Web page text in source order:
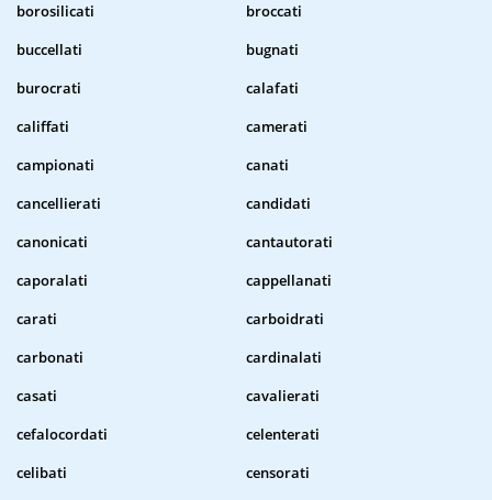
borosilicati
broccati
buccellati
bugnati
burocrati
calafati
califfati
camerati
campionati
canati
cancellierati
candidati
canonicati
cantautorati
caporalati
cappellanati
carati
carboidrati
carbonati
cardinalati
casati
cavalierati
cefalocordati
celenterati
celibati
censorati